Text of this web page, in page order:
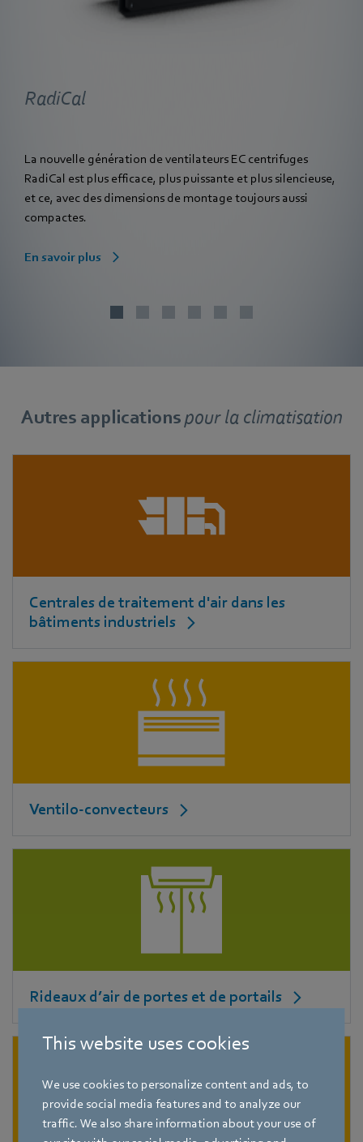
This website uses cookies
We use cookies to personalize content and ads, to
provide social media features and to analyze our
traffic. We also share information about your use of
RadiCal
La nouvelle génération de ventilateurs EC centrifuges
RadiCal est plus efficace, plus puissante et plus silencieuse,
et ce, avec des dimensions de montage toujours aussi
compactes.
En savoir plus
Autres applicationspourla climatisation
Centrales de traitement d'air dans les
bâtiments industriels
Ventilo-convecteurs
Rideaux d’air de portes et de portails